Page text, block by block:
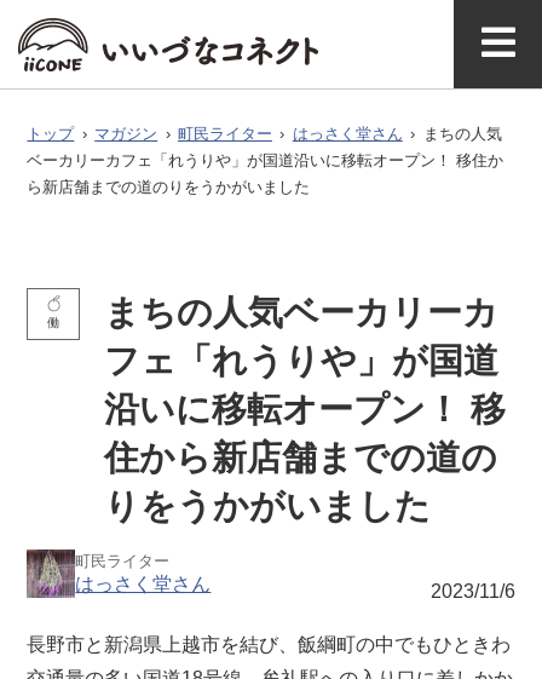
マガジ
ン公式
アク
セス
いいづなコネ
クトとは
ト
ジ
ン
トップ › マガジン › 町民ライター › はっさく堂さん › まちの人気
ベーカリーカフェ「れうりや」が国道沿いに移転オープン！ 移住か
ら新店舗までの道のりをうかがいました
働
まちの人気ベーカリーカ
フェ「れうりや」が国道
沿いに移転オープン！ 移
住から新店舗までの道の
りをうかがいました
町民ライター
はっさく堂さん 2023/11/6
長野市と新潟県上越市を結び、飯綱町の中でもひときわ